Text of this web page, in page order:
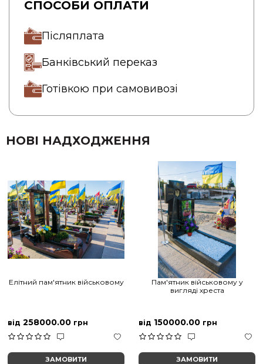
СПОСОБИ ОПЛАТИ
Післяплата
Банківський переказ
Готівкою при самовивозі
НОВІ НАДХОДЖЕННЯ
Елітний пам'ятник військовому
від 258000.00 грн
ЗАМОВИТИ
Пам'ятник військовому у
вигляді хреста
від 150000.00 грн
ЗАМОВИТИ